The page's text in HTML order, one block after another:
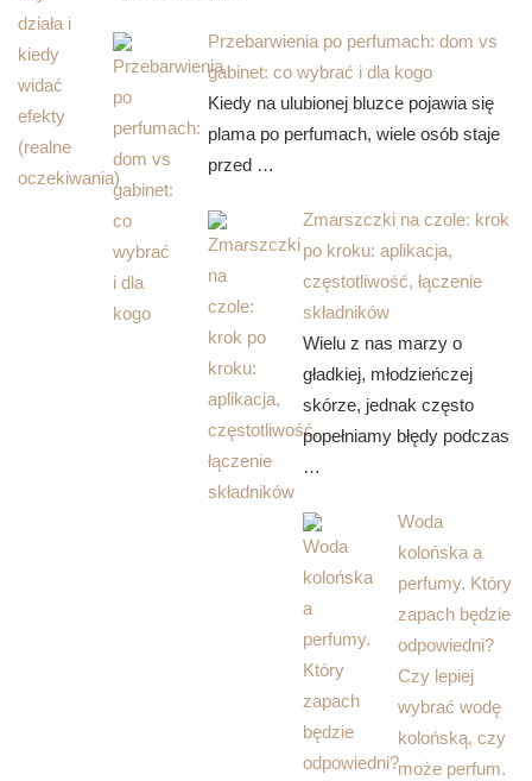
Przebarwienia po perfumach: dom vs
gabinet: co wybrać i dla kogo
Kiedy na ulubionej bluzce pojawia się
plama po perfumach, wiele osób staje
przed …
Zmarszczki na czole: krok
po kroku: aplikacja,
częstotliwość, łączenie
składników
Wielu z nas marzy o
gładkiej, młodzieńczej
skórze, jednak często
popełniamy błędy podczas
…
Woda
kolońska a
perfumy. Który
zapach będzie
odpowiedni?
Czy lepiej
wybrać wodę
kolońską, czy
może perfum.